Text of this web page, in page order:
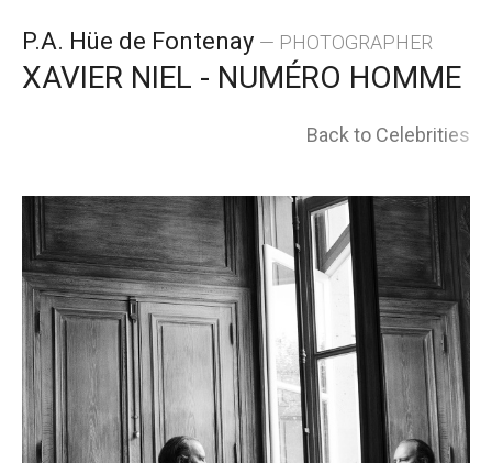
to
P.A. Hüe de Fontenay — PHOTOGRAPHER
XAVIER NIEL - NUMÉRO HOMME
Back to Celebrities